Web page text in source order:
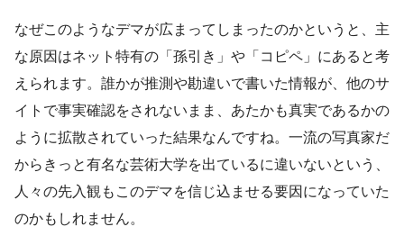
なぜこのようなデマが広まってしまったのかというと、主
な原因はネット特有の「孫引き」や「コピペ」にあると考
えられます。誰かが推測や勘違いで書いた情報が、他のサ
イトで事実確認をされないまま、あたかも真実であるかの
ように拡散されていった結果なんですね。一流の写真家だ
からきっと有名な芸術大学を出ているに違いないという、
人々の先入観もこのデマを信じ込ませる要因になっていた
のかもしれません。